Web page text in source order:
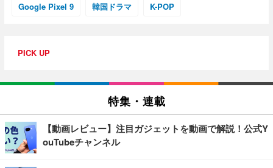
Google Pixel 9 韓国ドラマ K-POP
PICK UP
特集・連載
【動画レビュー】注目ガジェットを動画で解説！公式Y
ouTubeチャンネル